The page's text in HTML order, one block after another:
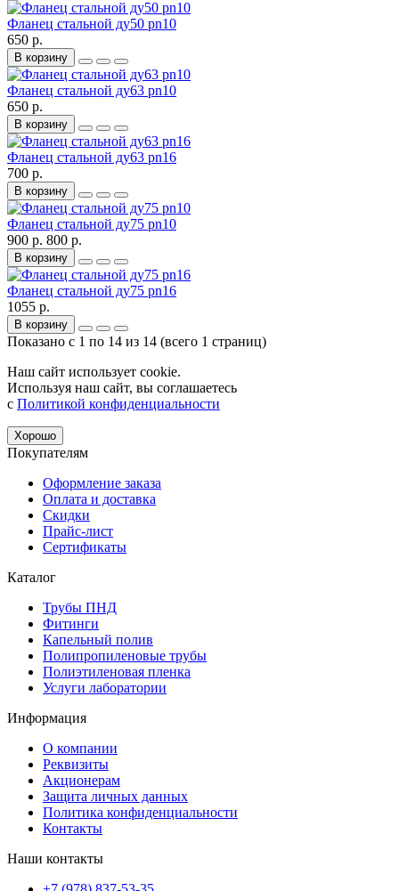
Фланец стальной ду50 pn10
650 р.
В корзину
Фланец стальной ду63 pn10
650 р.
В корзину
Фланец стальной ду63 pn16
700 р.
В корзину
Фланец стальной ду75 pn10
900 р. 800 р.
В корзину
Фланец стальной ду75 pn16
1055 р.
В корзину
Показано с 1 по 14 из 14 (всего 1 страниц)
Наш сайт использует cookie.
Используя наш сайт, вы соглашаетесь
с Политикой конфиденциальности
Хорошо
Покупателям
Оформление заказа
Оплата и доставка
Скидки
Прайс-лист
Сертификаты
Каталог
Трубы ПНД
Фитинги
Капельный полив
Полипропиленовые трубы
Полиэтиленовая пленка
Услуги лаборатории
Информация
О компании
Реквизиты
Акционерам
Защита личных данных
Политика конфиденциальности
Контакты
Наши контакты